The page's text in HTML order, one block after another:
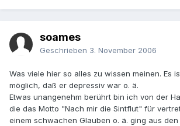
soames
Geschrieben 3. November 2006
Was viele hier so alles zu wissen meinen. Es
möglich, daß er depressiv war o. ä.
Etwas unangenehm berührt bin ich von der
die das Motto "Nach mir die Sintflut" für
einem schwachen Glauben o. ä. ging aus